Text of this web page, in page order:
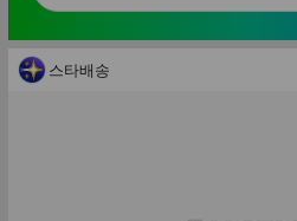
스타배송